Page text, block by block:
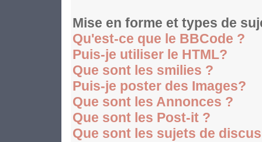
Mise en forme et types de
Qu'est-ce que le BBCode ?
Puis-je utiliser le HTML?
Que sont les smilies ?
Puis-je poster des Images?
Que sont les Annonces ?
Que sont les Post-it ?
Que sont les sujets de